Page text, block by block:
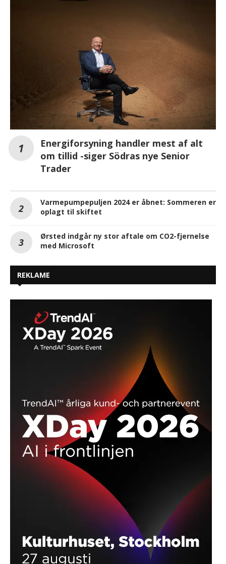
Energiforsyning handler mest af alt
om tillid -siger Södras nye Senior
Trader
Varmepumpepuljen 2024 er åbnet: Sommeren er
oplagt til skiftet
Ørsted indgår ny stor aftale om CO2-fjernelse
med Microsoft
REKLAME